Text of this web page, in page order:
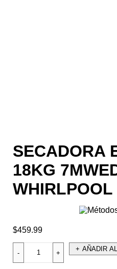
SECADORA
18KG
WHIRLPOOL
$459.99
AÑADIR